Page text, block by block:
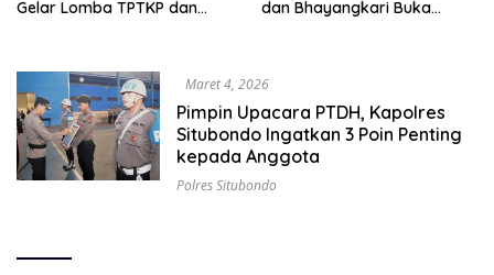
Gelar Lomba TPTKP dan
dan Bhayangkari Buka
Maret 4, 2026
Pimpin Upacara PTDH, Kapolres
Situbondo Ingatkan 3 Poin Penting
kepada Anggota
Polres Situbondo